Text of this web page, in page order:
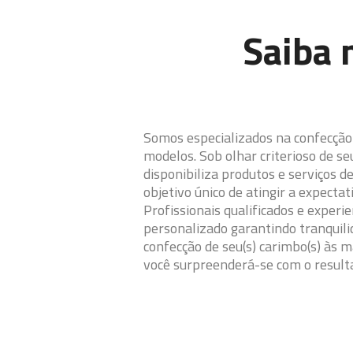
Saiba
Somos especializados na
modelos. Sob olhar criterioso de
disponibiliza produtos e serviços
objetivo único de atingir a
Profissionais qualificados e
personalizado garantindo
confecção de seu(s) carimbo(s) às
você surpreenderá-se com o